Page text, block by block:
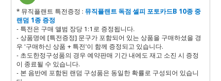
* 뮤직플랜트 특전증정 : 뮤직플랜트 독점 셀피 포토카드B 10종 중
랜덤 1종 증정
- 특전은 구매 앨범 장당 1:1로 증정됩니다.
- 상품명에 [특전증정] 문구가 포함되어 있는 상품을 구매하셨을 경
우 '구매하신 상품 + 특전'이 함께 증정되고 있습니다.
- 초도한정구성품의 경우 예약판매 기간 내에도 재고 소진 시 증정
이 종료될 수 있습니다.
- 본 음반에 포함된 랜덤 구성품은 동일한 확률로 구성되어 있습니